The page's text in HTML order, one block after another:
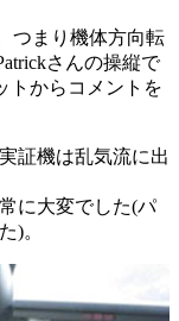
つまり機体方向転
さんの操縦で
トからコメントを
証機は乱気流に出
に大変でした(パ
)。